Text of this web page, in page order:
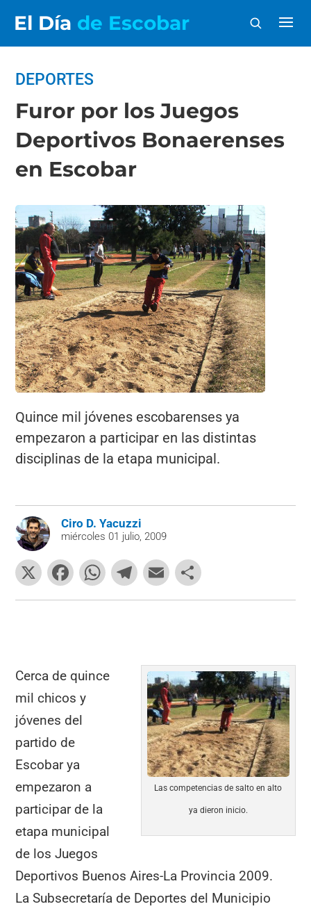
El Día de Escobar
DEPORTES
Furor por los Juegos
Deportivos Bonaerenses
en Escobar
Quince mil jóvenes escobarenses ya
empezaron a participar en las distintas
disciplinas de la etapa municipal.
Ciro D. Yacuzzi
miércoles 01 julio, 2009
X
F
a
o
o
k
W
h
p
T
el
a
m
E
m o
ar
tir
Las competencias de salto en alto
ya dieron inicio.
Cerca de quince
mil chicos y
jóvenes del
partido de
Escobar ya
empezaron a
participar de la
etapa municipal
de los Juegos
Deportivos Buenos Aires-La Provincia 2009.
La Subsecretaría de Deportes del Municipio